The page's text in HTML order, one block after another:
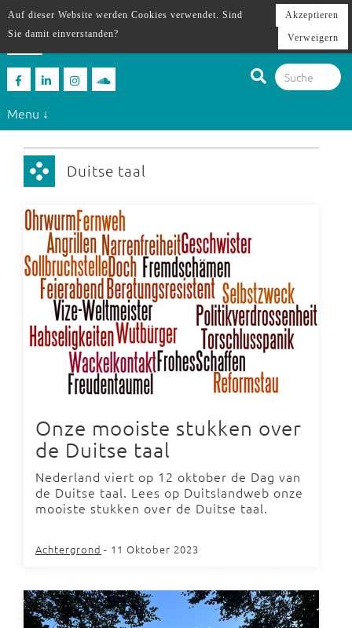
Menu ↓
Duitse taal
Onze mooiste stukken over
de Duitse taal
Nederland viert op 12 oktober de Dag van
de Duitse taal. Lees op Duitslandweb onze
mooiste stukken over de Duitse taal.
Achtergrond - 11 Oktober 2023
Auf dieser Website werden Cookies verwendet. Sind
Sie damit einverstanden?
Akzeptieren
Verweigern